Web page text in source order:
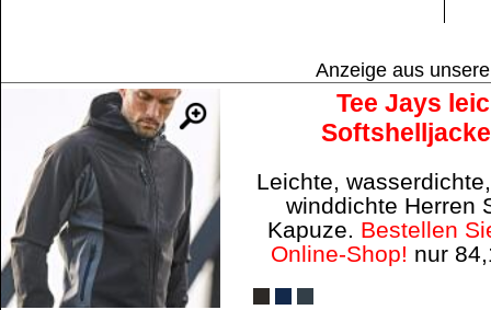
Anzeige aus
Tee Jays
Leichte,
winddichte Herren
Kapuze. Bestellen
Online-Shop! nur